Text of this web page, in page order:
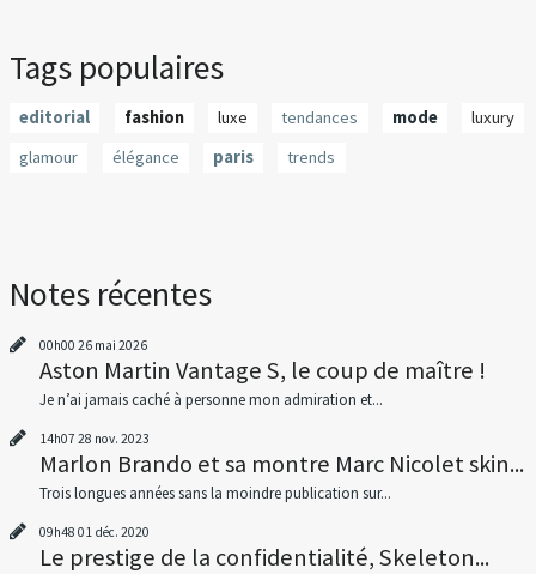
Tags populaires
editorial fashion luxe tendances mode
luxury
glamour
élégance paris trends
Notes récentes
00h00 26 mai 2026
Aston Martin Vantage S, le coup de maître !
Je n’ai jamais caché à personne mon admiration et...
14h07 28 nov. 2023
Marlon Brando et sa montre Marc Nicolet skin...
Trois longues années sans la moindre publication sur...
09h48 01 déc. 2020
Le prestige de la confidentialité, Skeleton...